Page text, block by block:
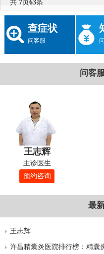
共 7页63条
查症状
问客服
问客
王志辉
主诊医生
预约咨询
最
王志辉
许昌精囊炎医院排行榜：精囊